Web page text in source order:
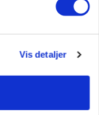
Vis detaljer